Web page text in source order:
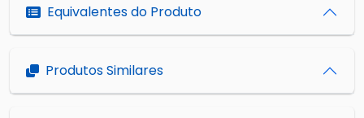
Equivalentes do Produto
Produtos Similares